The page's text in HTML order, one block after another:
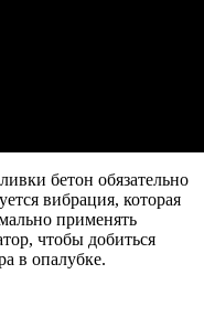
бетон обязательно
вибрация, которая
применять
чтобы добиться
в опалубке.